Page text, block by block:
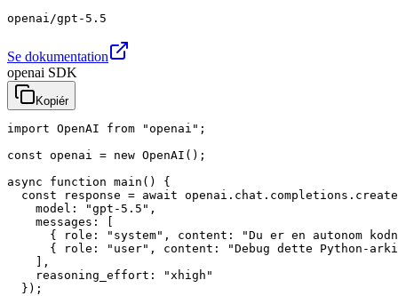
openai/gpt-5.5
Se dokumentation
openai SDK
Kopiér
import OpenAI from "openai";
const openai = new OpenAI();
async function main() {
const response = await
    model: "gpt-5.5",
    messages: [
{ role: "system", content: "Du er en autonom
{ role: "user", content: "Debug dette Python-
    ],
    reasoning_effort: "xhigh"
  });